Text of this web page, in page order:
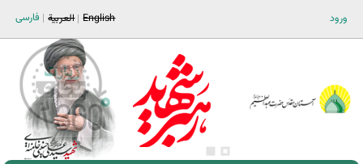
ورود فارسی العربية English